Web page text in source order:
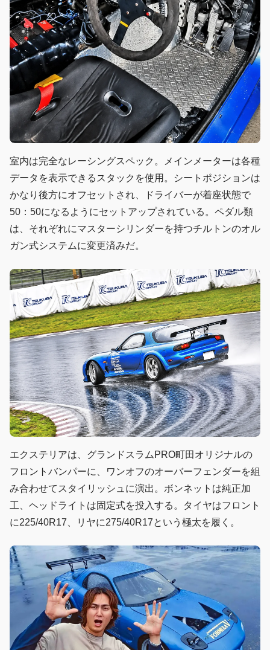
室内は完全なレーシングスペック。メインメーターは各種
データを表示できるスタックを使用。シートポジションは
かなり後方にオフセットされ、ドライバーが着座状態で
50：50になるようにセットアップされている。ペダル類
は、それぞれにマスターシリンダーを持つチルトンのオル
ガン式システムに変更済みだ。
エクステリアは、グランドスラムPRO町田オリジナルの
フロントバンパーに、ワンオフのオーバーフェンダーを組
み合わせてスタイリッシュに演出。ボンネットは純正加
工、ヘッドライトは固定式を投入する。タイヤはフロント
に225/40R17、リヤに275/40R17という極太を履く。